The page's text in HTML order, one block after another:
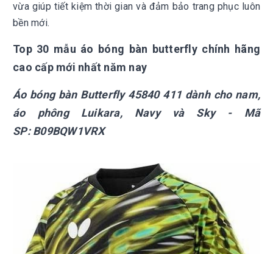
vừa giúp tiết kiệm thời gian và đảm bảo trang phục luôn
bền mới.
Top 30 mẫu áo bóng bàn butterfly chính hãng
cao cấp mới nhất năm nay
Áo bóng bàn Butterfly 45840 411 dành cho nam,
áo phông Luikara, Navy và Sky - Mã
SP: B09BQW1VRX